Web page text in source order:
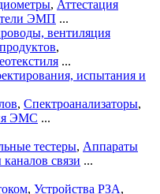
, Аттестация
ЭМП ...
вентиляция
,
...
испытания и
, Спектроанализаторы,
ЭМС ...
тестеры, Аппараты
связи ...
, Устройства РЗА,